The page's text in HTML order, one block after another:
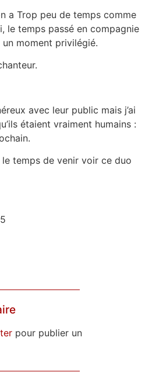
a Trop peu de temps comme
le temps passé en compagnie
moment privilégié.
avec leur public mais j’ai
étaient vraiment humains :
temps de venir voir ce duo
pour publier un